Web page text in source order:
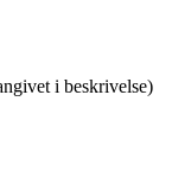
i beskrivelse)